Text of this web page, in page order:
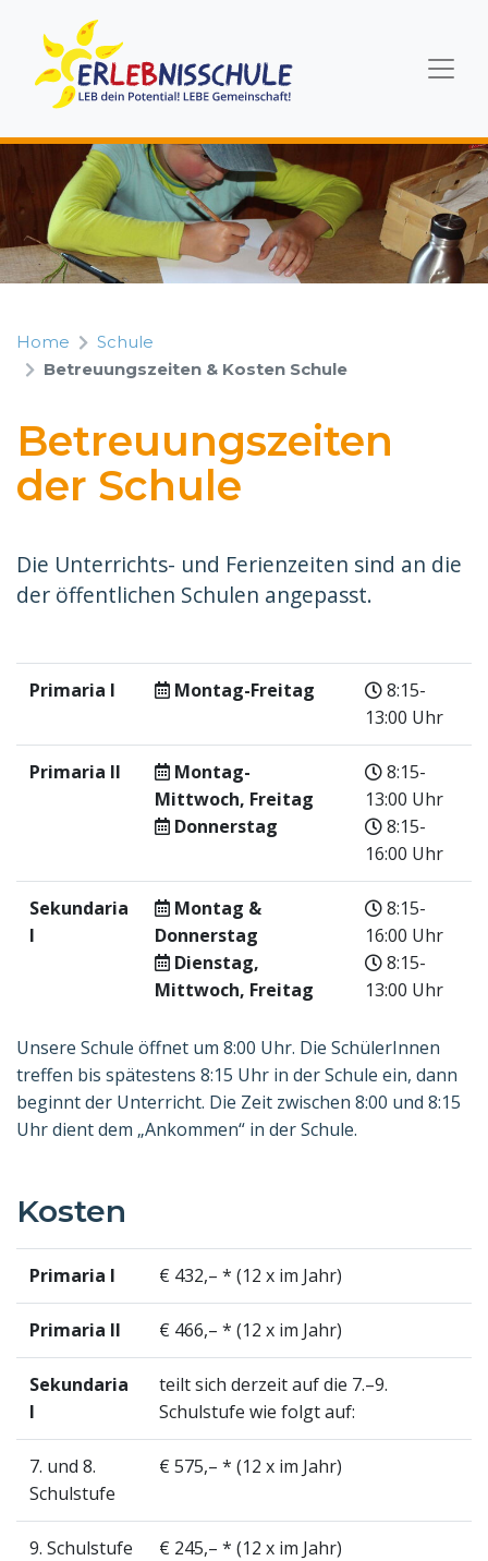
Home
Schule
Betreuungszeiten & Kosten Schule
Betreuungszeiten
der Schule
Die Unterrichts- und Ferienzeiten sind an die
der öffentlichen Schulen angepasst.
Primaria I Montag-Freitag
8:15-
13:00 Uhr
Primaria II
Montag-
Mittwoch, Freitag
Donnerstag
8:15-
13:00 Uhr
8:15-
16:00 Uhr
Sekundaria
I
Montag &
Donnerstag
Dienstag,
Mittwoch, Freitag
8:15-
16:00 Uhr
8:15-
13:00 Uhr
Unsere Schule öffnet um 8:00 Uhr. Die SchülerInnen
treffen bis spätestens 8:15 Uhr in der Schule ein, dann
beginnt der Unterricht. Die Zeit zwischen 8:00 und 8:15
Uhr dient dem „Ankommen“ in der Schule.
Kosten
Primaria I € 432,– * (12 x im Jahr)
Primaria II € 466,– * (12 x im Jahr)
Sekundaria
I
teilt sich derzeit auf die 7.–9.
Schulstufe wie folgt auf:
7. und 8.
Schulstufe
€ 575,– * (12 x im Jahr)
9. Schulstufe € 245,– * (12 x im Jahr)